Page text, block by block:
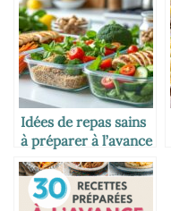
Idées de repas sains
à préparer à l’avance
pour gagner du
temps